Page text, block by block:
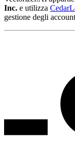
Inc. e utilizza
gestione degli